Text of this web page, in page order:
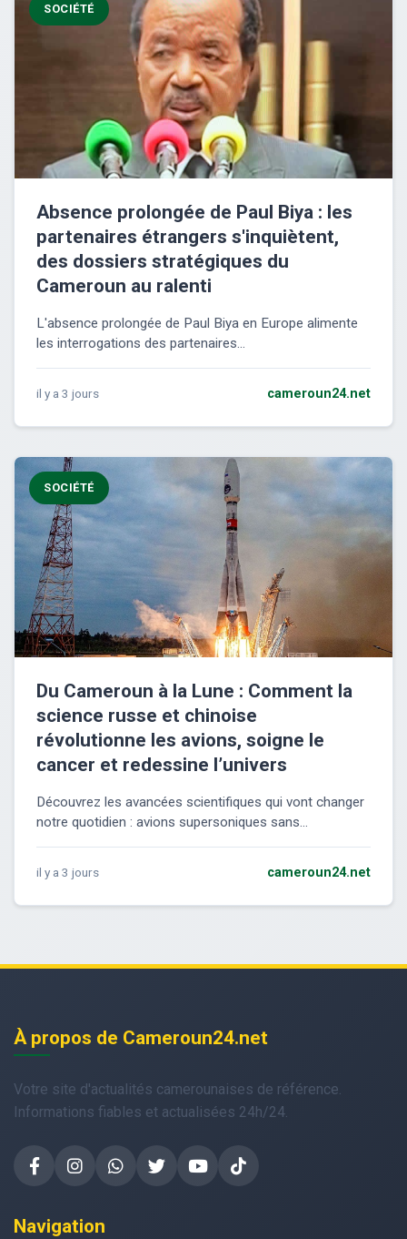
SOCIÉTÉ
Absence prolongée de Paul Biya : les
partenaires étrangers s'inquiètent,
des dossiers stratégiques du
Cameroun au ralenti
L'absence prolongée de Paul Biya en Europe alimente
les interrogations des partenaires...
il y a 3 jours cameroun24.net
SOCIÉTÉ
Du Cameroun à la Lune : Comment la
science russe et chinoise
révolutionne les avions, soigne le
cancer et redessine l’univers
Découvrez les avancées scientifiques qui vont changer
notre quotidien : avions supersoniques sans...
il y a 3 jours cameroun24.net
À propos de Cameroun24.net
Votre site d'actualités camerounaises de référence.
Informations fiables et actualisées 24h/24.
Navigation